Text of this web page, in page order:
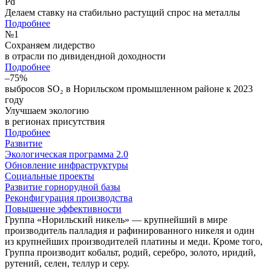
Делаем ставку на стабильно растущий спрос на металлы
Подробнее
№1
Сохраняем лидерство
в отрасли по дивидендной доходности
Подробнее
–75%
выбросов SO₂ в Норильском промышленном районе к 2023
году
Улучшаем экологию
в регионах присутствия
Подробнее
Развитие
Экологическая программа 2.0
Обновление инфраструктуры
Социальные проекты
Развитие горнорудной базы
Реконфигурация производства
Повышение эффективности
Группа «Норильский никель» — крупнейший в мире
производитель палладия и рафинированного никеля и один
из крупнейших производителей платины и меди. Кроме того,
Группа производит кобальт, родий, серебро, золото, иридий,
рутений, селен, теллур и серу.